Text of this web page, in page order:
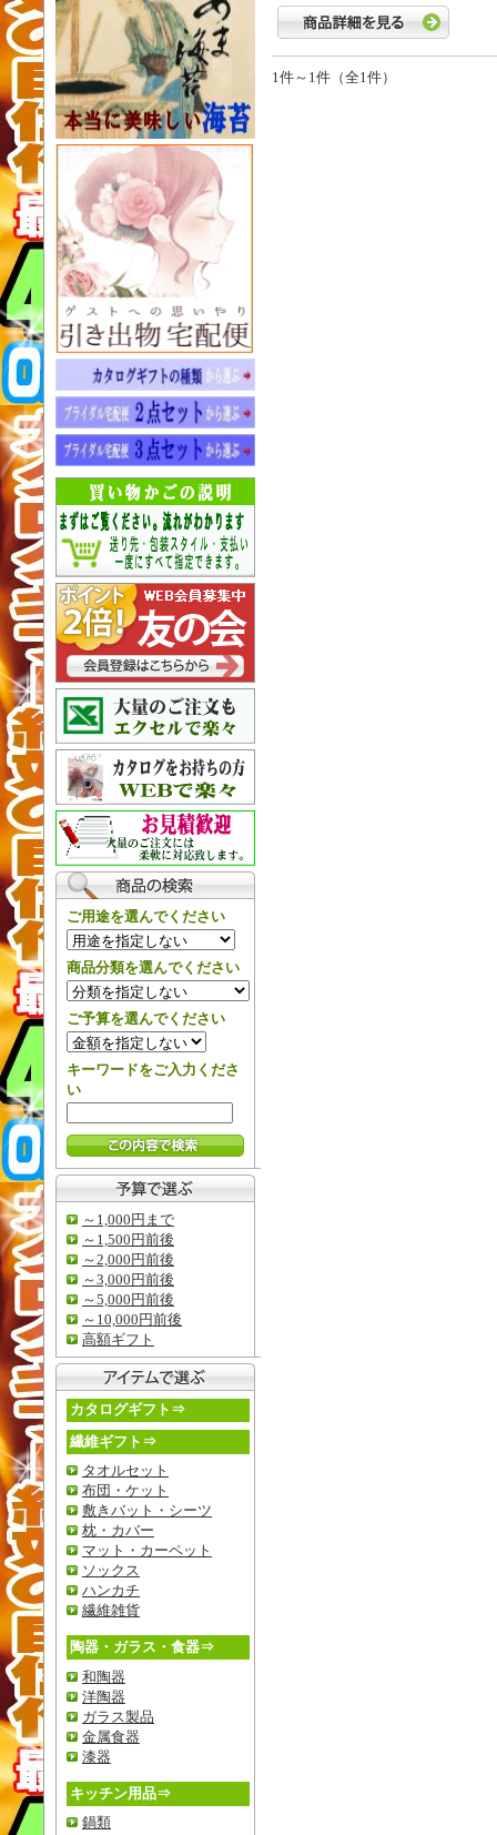
ご用途を選んでください
商品分類を選んでください
ご予算を選んでください
キーワードをご入力くださ
い
～1,000円まで
～1,500円前後
～2,000円前後
～3,000円前後
～5,000円前後
～10,000円前後
高額ギフト
カタログギフト⇒
繊維ギフト⇒
タオルセット
布団・ケット
敷きバット・シーツ
枕・カバー
マット・カーペット
ソックス
ハンカチ
繊維雑貨
陶器・ガラス・食器⇒
和陶器
洋陶器
ガラス製品
金属食器
漆器
キッチン用品⇒
鍋類
1件～1件（全1件）